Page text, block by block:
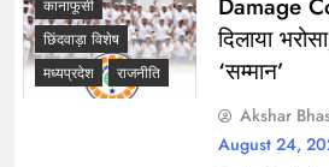
कानाफूसी
छिंदवाड़ा विशेष
मध्यप्रदेश
राजनीति
दिलाया
‘सम्मान’
Akshar
August 24,